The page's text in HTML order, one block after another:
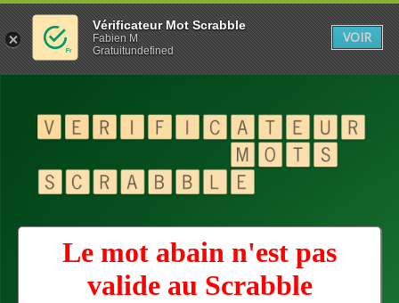
Le mot abain n'est pas
valide au Scrabble
Vérificateur Mot Scrabble
Fabien M
Gratuitundefined
VOIR